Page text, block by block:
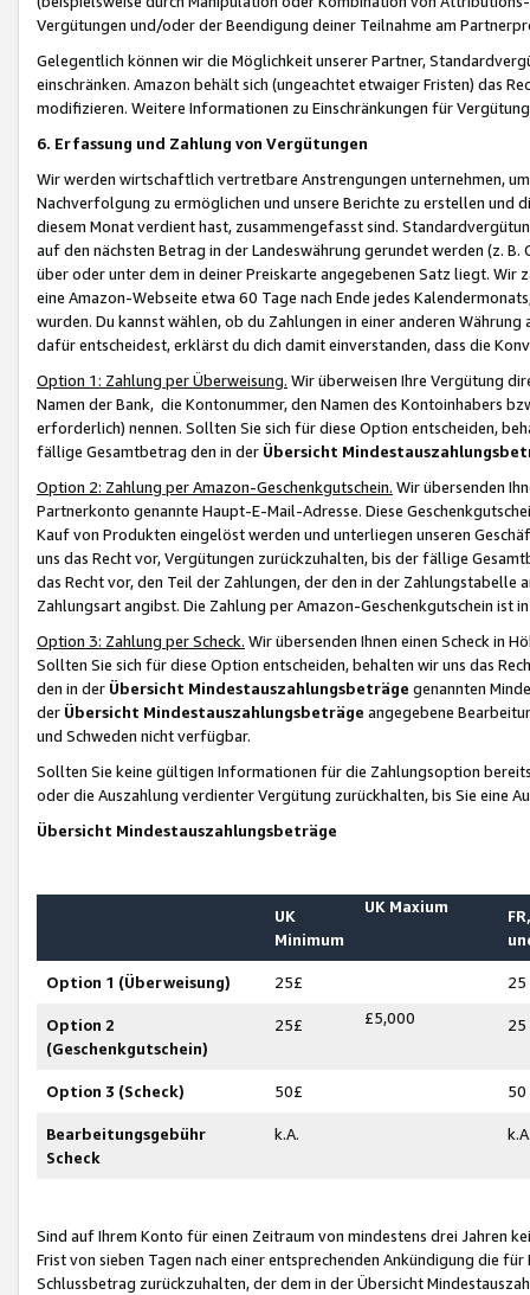
Vergütungen und/oder der Beendigung deiner Teilnahme am
Gelegentlich können wir die Möglichkeit unserer Partner,
einschränken. Amazon behält sich (ungeachtet etwaiger Fristen) das
modifizieren. Weitere Informationen zu Einschränkungen für
6. Erfassung und Zahlung von Vergütungen
Wir werden wirtschaftlich vertretbare Anstrengungen unternehmen,
Nachverfolgung zu ermöglichen und unsere Berichte zu erstellen und
diesem Monat verdient hast, zusammengefasst sind.
auf den nächsten Betrag in der Landeswährung gerundet werden (z.
über oder unter dem in deiner Preiskarte angegebenen Satz liegt.
eine Amazon-Webseite etwa 60 Tage nach Ende jedes
wurden. Du kannst wählen, ob du Zahlungen in einer anderen
dafür entscheidest, erklärst du dich damit einverstanden, dass die
Option 1: Zahlung per Überweisung. Wir überweisen Ihre Vergütung
Namen der Bank, die Kontonummer, den Namen des Kontoinhabers
erforderlich) nennen. Sollten Sie sich für diese Option entscheiden,
fällige Gesamtbetrag den in der Übersicht
Option 2: Zahlung per Amazon-Geschenkgutschein. Wir übersenden
Partnerkonto genannte Haupt-E-Mail-Adresse. Diese
Kauf von Produkten eingelöst werden und unterliegen unseren
uns das Recht vor, Vergütungen zurückzuhalten, bis der fällige
das Recht vor, den Teil der Zahlungen, der den in der
Zahlungsart angibst. Die Zahlung per Amazon-Geschenkgutschein ist
Option 3: Zahlung per Scheck. Wir übersenden Ihnen einen Scheck in
Sollten Sie sich für diese Option entscheiden, behalten wir uns das
den in der Übersicht Mindestauszahlungsbeträge genannten
der Übersicht Mindestauszahlungsbeträge angegebene
und Schweden nicht verfügbar.
Sollten Sie keine gültigen Informationen für die Zahlungsoption
oder die Auszahlung verdienter Vergütung zurückhalten, bis Sie
Übersicht Mindestauszahlungsbeträge
UK
Minimum
UK Maxium
Option 1 (Überweisung) 25£ 25
Option 2
(Geschenkgutschein)
25£ £5,000 25
Option 3 (Scheck) 50£ 50
Bearbeitungsgebühr
Scheck
k.A.
Sind auf Ihrem Konto für einen Zeitraum von mindestens drei Jahren
Frist von sieben Tagen nach einer entsprechenden Ankündigung die
Schlussbetrag zurückzuhalten, der dem in der Übersicht